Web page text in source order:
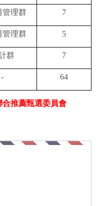
管理群 7
管理群 5
群 7
- 64
推薦甄選委員會